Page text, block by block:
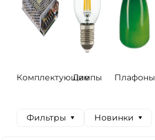
Комплектующие
Лампы Плафоны
Фильтры Новинки